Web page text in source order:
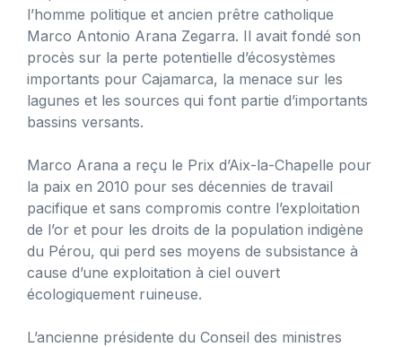
l’homme politique et ancien prêtre catholique
Marco Antonio Arana Zegarra. Il avait fondé son
procès sur la perte potentielle d’écosystèmes
importants pour Cajamarca, la menace sur les
lagunes et les sources qui font partie d’importants
bassins versants.
Marco Arana a reçu le Prix d’Aix-la-Chapelle pour
la paix en 2010 pour ses décennies de travail
pacifique et sans compromis contre l’exploitation
de l’or et pour les droits de la population indigène
du Pérou, qui perd ses moyens de subsistance à
cause d’une exploitation à ciel ouvert
écologiquement ruineuse.
L’ancienne présidente du Conseil des ministres